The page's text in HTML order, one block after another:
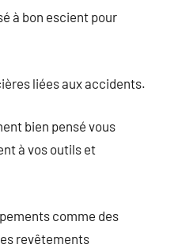
à bon escient pour
liées aux accidents.
bien pensé vous
à vos outils et
comme des
revêtements